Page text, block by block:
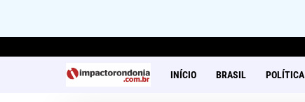
INÍCIO BRASIL POLÍTICA